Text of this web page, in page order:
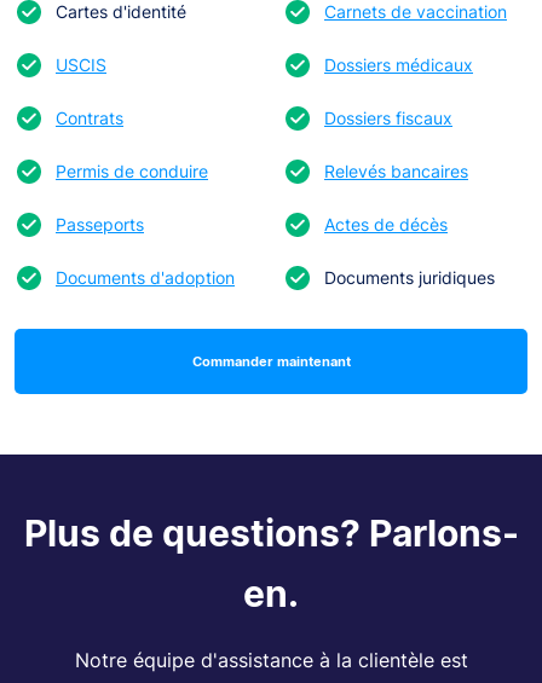
Cartes d'identité Carnets de vaccination
USCIS Dossiers médicaux
Contrats Dossiers fiscaux
Permis de conduire Relevés bancaires
Passeports Actes de décès
Documents d'adoption Documents juridiques
Commander maintenant
Plus de questions? Parlons-
en.
Notre équipe d'assistance à la clientèle est